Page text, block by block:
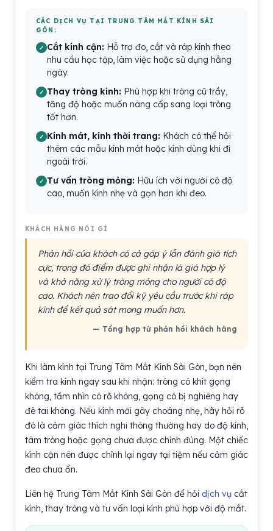
CÁC DỊCH VỤ TẠI TRUNG TÂM MẮT KÍNH SÀI
GÒN:
Cắt kính cận: Hỗ trợ đo, cắt và ráp kính theo
nhu cầu học tập, làm việc hoặc sử dụng hằng
ngày.
Thay tròng kính: Phù hợp khi tròng cũ trầy,
tăng độ hoặc muốn nâng cấp sang loại tròng
tốt hơn.
Kính mát, kính thời trang: Khách có thể hỏi
thêm các mẫu kính mát hoặc kính dùng khi đi
ngoài trời.
Tư vấn tròng mỏng: Hữu ích với người có độ
cao, muốn kính nhẹ và gọn hơn khi đeo.
KHÁCH HÀNG NÓI GÌ
Phản hồi của khách có cả góp ý lẫn đánh giá tích
cực, trong đó điểm được ghi nhận là giá hợp lý
và khả năng xử lý tròng mỏng cho người có độ
cao. Khách nên trao đổi kỹ yêu cầu trước khi ráp
kính để kết quả sát mong muốn hơn.
— Tổng hợp từ phản hồi khách hàng
Khi làm kính tại Trung Tâm Mắt Kính Sài Gòn, bạn nên
kiểm tra kính ngay sau khi nhận: tròng có khít gọng
không, tầm nhìn có rõ không, gọng có bị nghiêng hay
đè tai không. Nếu kính mới gây choáng nhẹ, hãy hỏi rõ
đó là cảm giác thích nghi thông thường hay do độ kính,
tâm tròng hoặc gọng chưa được chỉnh đúng. Một chiếc
kính cận nên được chỉnh lại ngay tại tiệm nếu cảm giác
đeo chưa ổn.
Liên hệ Trung Tâm Mắt Kính Sài Gòn để hỏi dịch vụ cắt
kính, thay tròng và tư vấn loại kính phù hợp với độ mắt.